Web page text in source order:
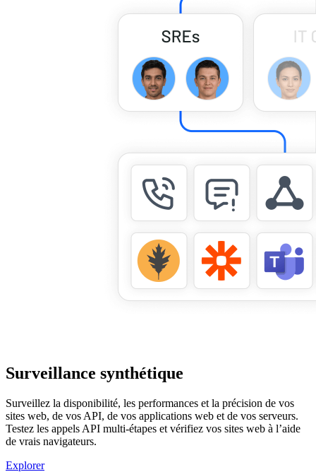
Surveillance synthétique
Surveillez la disponibilité, les performances et la précision de vos
sites web, de vos API, de vos applications web et de vos serveurs.
Testez les appels API multi-étapes et vérifiez vos sites web à l’aide
de vrais navigateurs.
Explorer